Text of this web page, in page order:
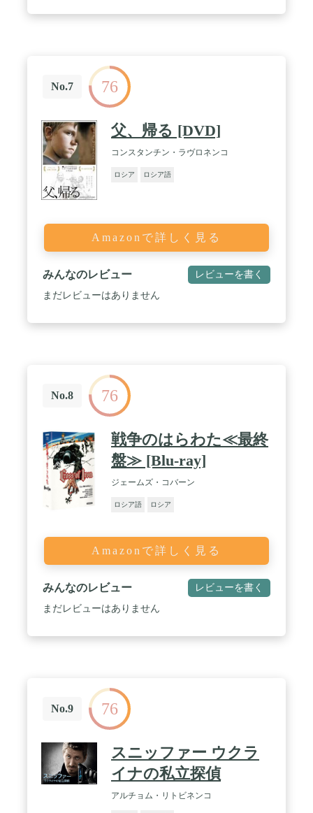
No.7 76
父、帰る [DVD]
コンスタンチン・ラヴロネンコ
ロシア ロシア語
Amazonで詳しく見る
みんなのレビュー レビューを書く
まだレビューはありません
No.8 76
戦争のはらわた≪最終
盤≫ [Blu-ray]
ジェームズ・コバーン
ロシア語 ロシア
Amazonで詳しく見る
みんなのレビュー レビューを書く
まだレビューはありません
No.9 76
スニッファー ウクラ
イナの私立探偵
アルチョム・リトビネンコ